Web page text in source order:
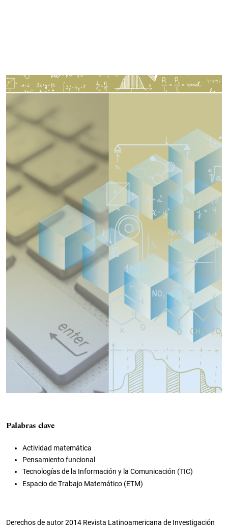
Imagen de portada
Palabras clave
Actividad matemática
Pensamiento funcional
Tecnologías de la Información y la Comunicación (TIC)
Espacio de Trabajo Matemático (ETM)
Derechos de autor 2014 Revista Latinoamericana de Investigación